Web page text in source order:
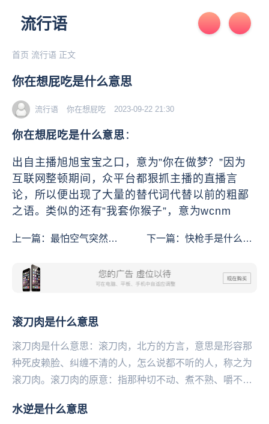
流行语
首页 流行语 正文
你在想屁吃是什么意思
流行语 你在想屁吃 2023-09-22 21:30
你在想屁吃是什么意思 ：
出自主播旭旭宝宝之口，意为”你在做梦？”因为
互联网整顿期间，众平台都狠抓主播的直播言
论，所以便出现了大量的替代词代替以前的粗鄙
之语。类似的还有”我套你猴子”，意为wcnm
上一篇： 最怕空气突然安
下一篇：快枪手是什么意
滚刀肉是什么意思
滚刀肉是什么意思：滚刀肉，北方的方言，意思是形容那
种死皮赖脸、纠缠不清的人，怎么说都不听的人，称之为
滚刀肉。滚刀肉的原意：指那种切不动、煮不熟、嚼不烂
肉，...
水逆是什么意思